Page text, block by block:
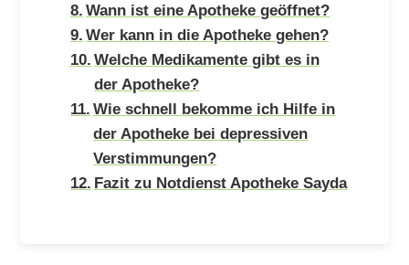
Wann ist eine Apotheke geöffnet?
Wer kann in die Apotheke gehen?
Welche Medikamente gibt es in
der Apotheke?
Wie schnell bekomme ich Hilfe in
der Apotheke bei depressiven
Verstimmungen?
Fazit zu Notdienst Apotheke Sayda